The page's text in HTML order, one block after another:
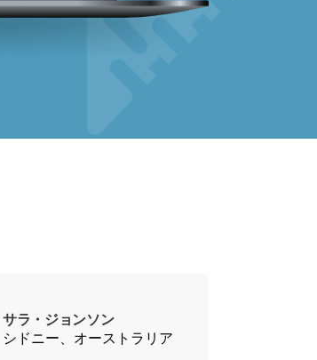
サラ・ジョンソン
シドニー、オーストラリア